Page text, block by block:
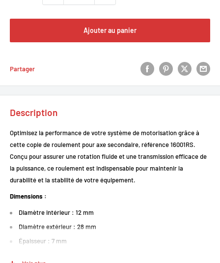
Ajouter au panier
Partager
Description
Optimisez la performance de votre système de motorisation grâce à
cette copie de roulement pour axe secondaire, référence 16001RS.
Conçu pour assurer une rotation fluide et une transmission efficace de
la puissance, ce roulement est indispensable pour maintenir la
durabilité et la stabilité de votre équipement.
Dimensions :
Diamètre intérieur : 12 mm
Diamètre extérieur : 28 mm
Épaisseur : 7 mm